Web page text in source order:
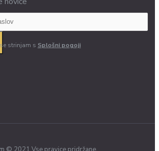
strinjam s Splošni pogoji